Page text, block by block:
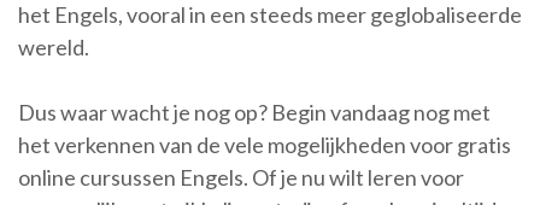
het Engels, vooral in een steeds meer geglobaliseerde
wereld.
Dus waar wacht je nog op? Begin vandaag nog met
het verkennen van de vele mogelijkheden voor gratis
online cursussen Engels. Of je nu wilt leren voor